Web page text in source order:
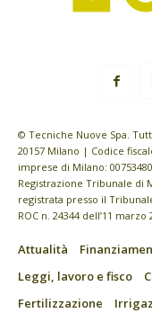
© Tecniche Nuove Spa.
20157 Milano | Codice
imprese di Milano:
Registrazione Tribunale di
registrata presso il
ROC n. 24344 dell’11 marzo
Attualità
Leggi, lavoro e fisco
Fertilizzazione